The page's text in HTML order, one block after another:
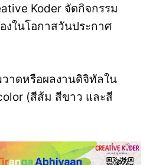
Koder จัดกิจกรรม
งในโอกาสวันประกาศ
าดหรือผลงานดิจิทัลใน
(สีส้ม สีขาว และสี